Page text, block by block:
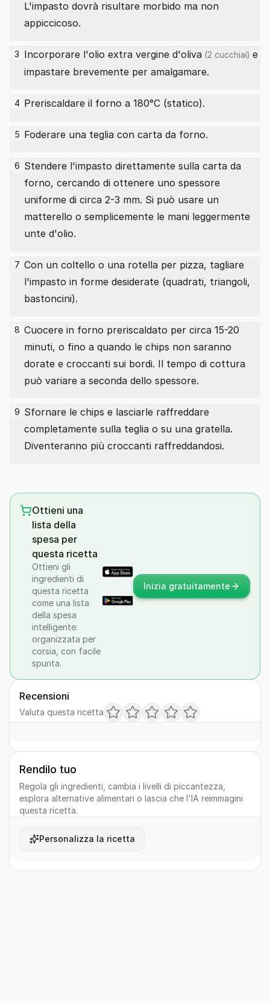
L'impasto dovrà risultare morbido ma non
appiccicoso.
3 Incorporare l'olio extra vergine d'oliva (2 cucchiai) e
impastare brevemente per amalgamare.
4 Preriscaldare il forno a 180°C (statico).
5 Foderare una teglia con carta da forno.
6 Stendere l'impasto direttamente sulla carta da
forno, cercando di ottenere uno spessore
uniforme di circa 2-3 mm. Si può usare un
matterello o semplicemente le mani leggermente
unte d'olio.
7 Con un coltello o una rotella per pizza, tagliare
l'impasto in forme desiderate (quadrati, triangoli,
bastoncini).
8 Cuocere in forno preriscaldato per circa 15-20
minuti, o fino a quando le chips non saranno
dorate e croccanti sui bordi. Il tempo di cottura
può variare a seconda dello spessore.
9 Sfornare le chips e lasciarle raffreddare
completamente sulla teglia o su una gratella.
Diventeranno più croccanti raffreddandosi.
Ottieni una
lista della
spesa per
questa ricetta
Ottieni gli
ingredienti di
questa ricetta
come una lista
della spesa
intelligente:
organizzata per
corsia, con facile
spunta.
Inizia gratuitamente
Recensioni
Valuta questa ricetta
Rendilo tuo
Regola gli ingredienti, cambia i livelli di piccantezza,
esplora alternative alimentari o lascia che l'IA reimmagini
questa ricetta.
Personalizza la ricetta